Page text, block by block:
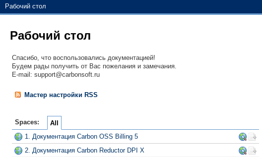
Рабочий стол
Рабочий стол
Спасибо, что воспользовались документацией!
Будем рады получить от Вас пожелания и замечания.
E-mail: support@carbonsoft.ru
Мастер настройки RSS
Spaces:
All
1. Документация Carbon OSS Billing 5
2. Документация Carbon Reductor DPI X